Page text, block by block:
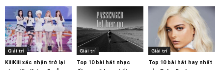
Giải trí
KiiiKiii xác nhận trở lại
Giải trí
Top 10 bài hát nhạc
Giải trí
Top 10 bài hát hay nhất